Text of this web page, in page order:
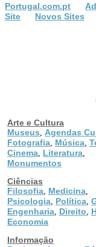
Portugal.com.pt
Site
Novos Sites
Arte e Cultura
Museus
Agendas
Fotografia Música
Cinema Literatura
Monumentos
Ciências
Filosofia Medicina
Psicologia Política
Engenharia Direito
Economia
Informação